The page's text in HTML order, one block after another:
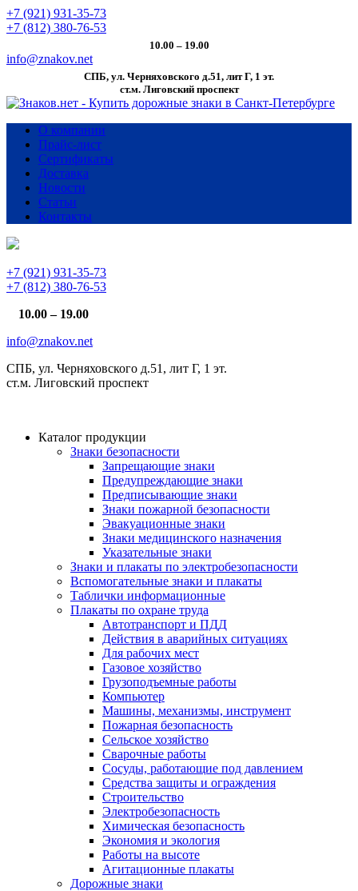
+7 (921) 931-35-73
+7 (812) 380-76-53
10.00 – 19.00
info@znakov.net
СПБ, ул. Черняховского д.51, лит Г, 1 эт.
cт.м. Лиговский проспект
О компании
Прайс-лист
Сертификаты
Доставка
Новости
Статьи
Контакты
+7 (921) 931-35-73
+7 (812) 380-76-53
10.00 – 19.00
info@znakov.net
СПБ, ул. Черняховского д.51, лит Г, 1 эт.
cт.м. Лиговский проспект
Каталог продукции
Знаки безопасности
Запрещающие знаки
Предупреждающие знаки
Предписывающие знаки
Знаки пожарной безопасности
Эвакуационные знаки
Знаки медицинского назначения
Указательные знаки
Знаки и плакаты по электробезопасности
Вспомогательные знаки и плакаты
Таблички информационные
Плакаты по охране труда
Автотранспорт и ПДД
Действия в аварийных ситуациях
Для рабочих мест
Газовое хозяйство
Грузоподъемные работы
Компьютер
Машины, механизмы, инструмент
Пожарная безопасность
Сельское хозяйство
Сварочные работы
Сосуды, работающие под давлением
Средства защиты и ограждения
Строительство
Электробезопасность
Химическая безопасность
Экономия и экология
Работы на высоте
Агитационные плакаты
Дорожные знаки